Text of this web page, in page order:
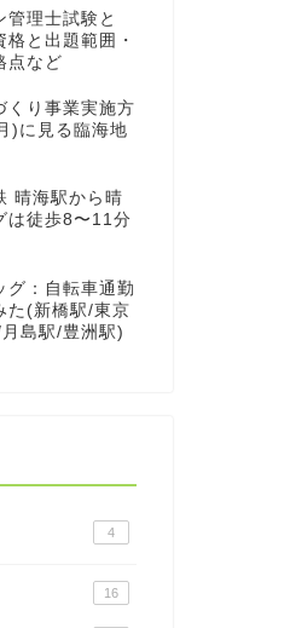
管理士試験と
格と出題範囲・
点など
くり事業実施方
)に見る臨海地
晴海駅から晴
は徒歩8〜11分
グ：自転車通勤
た(新橋駅/東京
島駅/豊洲駅)
4
16